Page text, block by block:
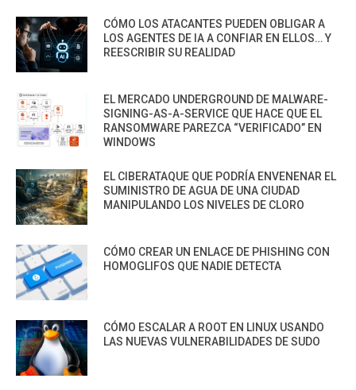
CÓMO LOS ATACANTES PUEDEN OBLIGAR A
LOS AGENTES DE IA A CONFIAR EN ELLOS… Y
REESCRIBIR SU REALIDAD
EL MERCADO UNDERGROUND DE MALWARE-
SIGNING-AS-A-SERVICE QUE HACE QUE EL
RANSOMWARE PAREZCA “VERIFICADO” EN
WINDOWS
EL CIBERATAQUE QUE PODRÍA ENVENENAR EL
SUMINISTRO DE AGUA DE UNA CIUDAD
MANIPULANDO LOS NIVELES DE CLORO
CÓMO CREAR UN ENLACE DE PHISHING CON
HOMOGLIFOS QUE NADIE DETECTA
CÓMO ESCALAR A ROOT EN LINUX USANDO
LAS NUEVAS VULNERABILIDADES DE SUDO